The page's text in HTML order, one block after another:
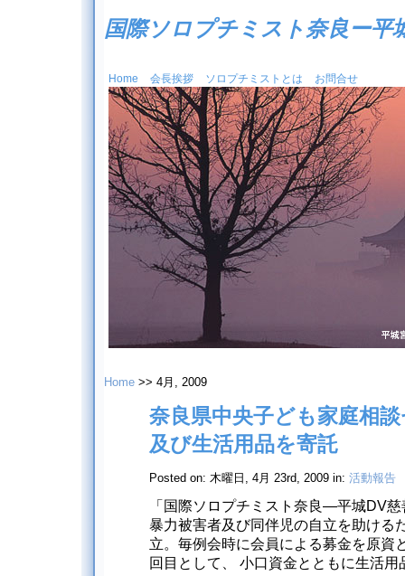
国際ソロプチミスト奈良ー平
Home 会長挨拶 ソロプチミストとは お問合せ
Home >> 4月, 2009
奈良県中央子ども家庭相
及び生活用品を寄託
Posted on: 木曜日, 4月 23rd, 2009 in: 活動報告
「国際ソロプチミスト奈良―平城DV
暴力被害者及び同伴児の自立を助ける
立。毎例会時に会員による募金を原資
回目として、 小口資金とともに生活